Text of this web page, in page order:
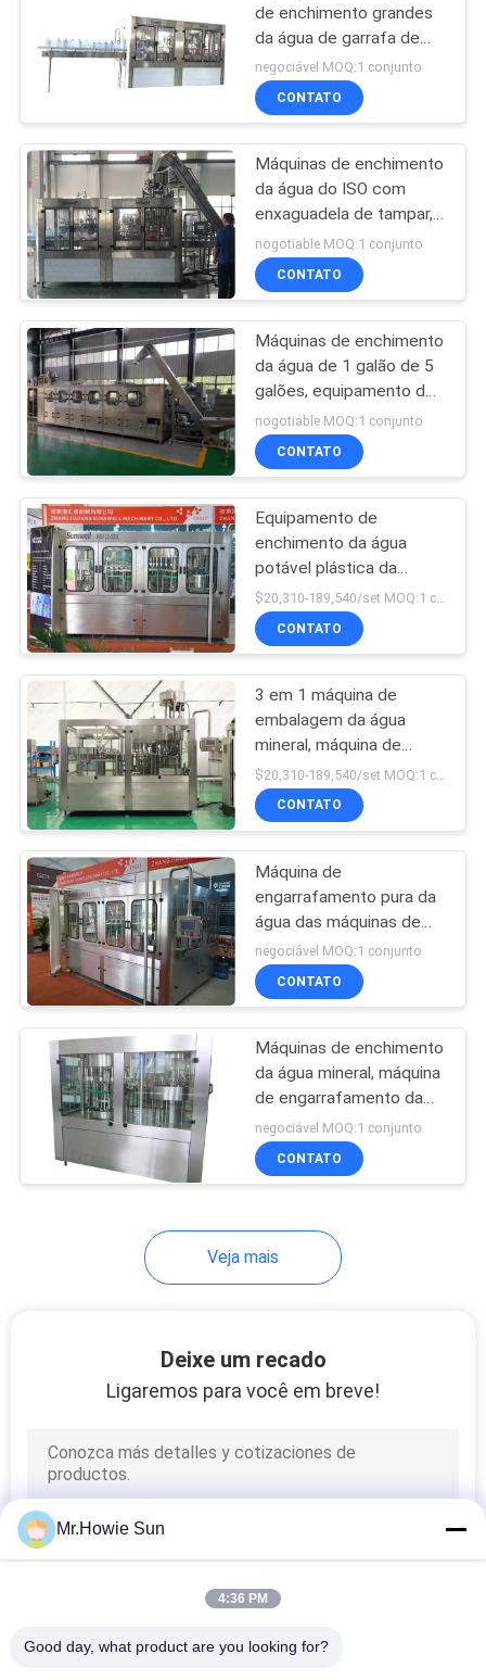
NOTÍCIA
PEÇA
UMAS
CITAÇÕES
MAPA
DO
SITE
PRIVACY
POLICY
de enchimento grandes
da água de garrafa de
5L, equipamento do
engarrafamento de água
negociável MOQ:1 conjunto
CONTATO
Máquinas de enchimento
da água do ISO com
enxaguadela de tampar,
equipamento de
engarrafamento da água
nogotiable MOQ:1 conjunto
CONTATO
Máquinas de enchimento
da água de 1 galão de 5
galões, equipamento de
engarrafamento da água
da pequena escala
nogotiable MOQ:1 conjunto
CONTATO
Equipamento de
enchimento da água
potável plástica da
garrafa, máquina de
embalagem da garrafa
de água
CONTATO
3 em 1 máquina de
embalagem da água
mineral, máquina de
engarrafamento pura da
água potável
CONTATO
Máquina de
engarrafamento pura da
água das máquinas de
enchimento da água
mineral do ISO do GV do
CE
negociável MOQ:1 conjunto
CONTATO
Máquinas de enchimento
da água mineral, máquina
de engarrafamento da
água para a linha de
produção completa
negociável MOQ:1 conjunto
CONTATO
Veja mais
Deixe um recado
Ligaremos para você em breve!
Mr.Howie Sun
4:36 PM
Good day, what product are you looking for?